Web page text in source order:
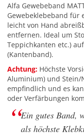
Alfa Gewebeband
Gewebeklebeband für
leicht von Hand
entfernen. Ideal um
Teppichkanten etc.)
(Kantenband).
Achtung: Höchste
Aluminium) und Stein/
empfindlich und es
oder Verfärbungen
Ein gutes Band,
als höchste